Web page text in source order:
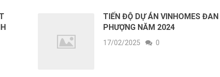
TIẾN ĐỘ DỰ ÁN VINHOMES ĐAN
PHƯỢNG NĂM 2024
17/02/2025 0